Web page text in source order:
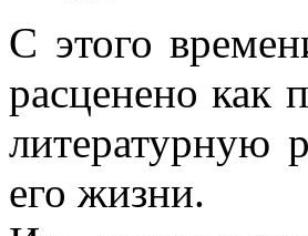
С этого
расценено как
литературную
его жизни.